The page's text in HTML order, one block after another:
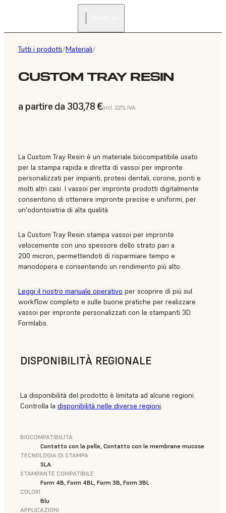
Tutti i prodotti/Materiali/
CUSTOM TRAY RESIN
a partire da 303,78 €incl. 22% IVA
La Custom Tray Resin è un materiale biocompatibile usato
per la stampa rapida e diretta di vassoi per impronte
personalizzati per impianti, protesi dentali, corone, ponti e
molti altri casi. I vassoi per impronte prodotti digitalmente
consentono di ottenere impronte precise e uniformi, per
un'odontoiatria di alta qualità.
La Custom Tray Resin stampa vassoi per impronte
velocemente con uno spessore dello strato pari a
200 micron, permettendoti di risparmiare tempo e
manodopera e consentendo un rendimento più alto.
Leggi il nostro manuale operativo per scoprire di più sul
workflow completo e sulle buone pratiche per realizzare
vassoi per impronte personalizzati con le stampanti 3D
Formlabs.
DISPONIBILITÀ REGIONALE
La disponibilità del prodotto è limitata ad alcune regioni.
Controlla la disponibilità nelle diverse regioni.
BIOCOMPATIBILITÀ
Contatto con la pelle, Contatto con le membrane mucose
TECNOLOGIA DI STAMPA
SLA
STAMPANTE COMPATIBILE
Form 4B, Form 4BL, Form 3B, Form 3BL
COLORI
Blu
APPLICAZIONI